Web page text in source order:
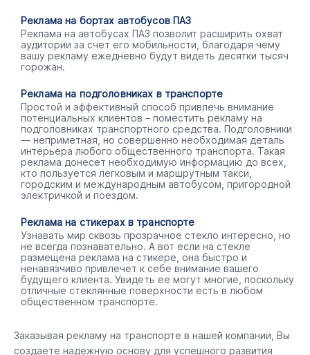
Реклама на бортах автобусов ПАЗ
Реклама на автобусах ПАЗ позволит расширить охват
аудитории за счет его мобильности, благодаря чему
вашу рекламу ежедневно будут видеть десятки тысяч
горожан.
Реклама на подголовниках в транспорте
Простой и эффективный способ привлечь внимание
потенциальных клиентов – поместить рекламу на
подголовниках транспортного средства. Подголовники
— неприметная, но совершенно необходимая деталь
интерьера любого общественного транспорта. Такая
реклама донесет необходимую информацию до всех,
кто пользуется легковым и маршрутным такси,
городским и международным автобусом, пригородной
электричкой и поездом.
Реклама на стикерах в транспорте
Узнавать мир сквозь прозрачное стекло интересно, но
не всегда познавательно. А вот если на стекле
размещена реклама на стикере, она быстро и
ненавязчиво привлечет к себе внимание вашего
будущего клиента. Увидеть ее могут многие, поскольку
отличные стеклянные поверхности есть в любом
общественном транспорте.
Заказывая рекламу на транспорте в нашей компании, Вы
создаете надежную основу для успешного развития